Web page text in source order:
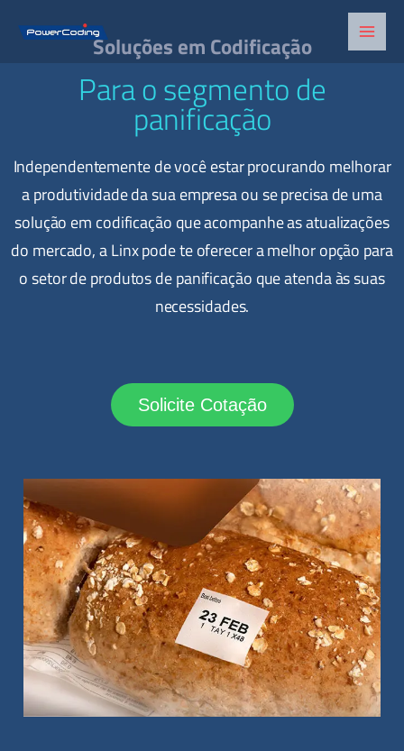
para
Soluções em Codificação
Para o segmento de
panificação
Independentemente de você estar procurando melhorar
a produtividade da sua empresa ou se precisa de uma
solução em codificação que acompanhe as atualizações
do mercado, a Linx pode te oferecer a melhor opção para
o setor de produtos de panificação que atenda às suas
necessidades.
Solicite Cotação